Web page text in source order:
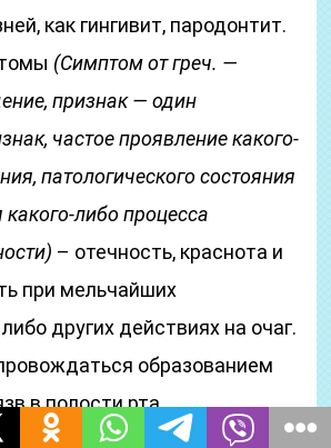
как гингивит, пародонтит.
(Симптом от греч. —
признак — один
частое проявление какого-
патологического состояния
либо процесса
– отечность, краснота и
при мельчайших
других действиях на очаг.
образованием
в полости рта.